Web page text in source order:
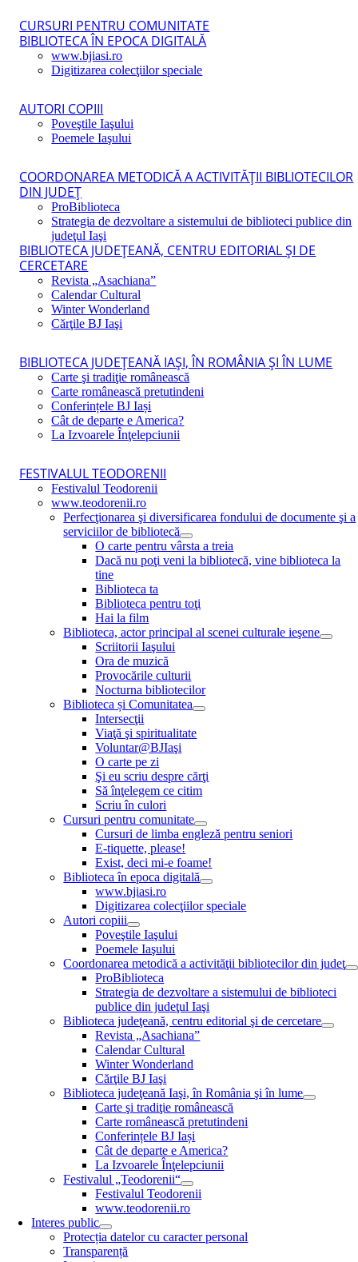
CURSURI PENTRU COMUNITATE
BIBLIOTECA ÎN EPOCA DIGITALĂ
www.bjiasi.ro
Digitizarea colecţiilor speciale
AUTORI COPIII
Poveştile Iaşului
Poemele Iaşului
COORDONAREA METODICĂ A ACTIVITĂŢII BIBLIOTECILOR
DIN JUDEŢ
ProBiblioteca
Strategia de dezvoltare a sistemului de biblioteci publice din
judeţul Iaşi
BIBLIOTECA JUDEŢEANĂ, CENTRU EDITORIAL ŞI DE
CERCETARE
Revista „Asachiana”
Calendar Cultural
Winter Wonderland
Cărţile BJ Iaşi
BIBLIOTECA JUDEŢEANĂ IAŞI, ÎN ROMÂNIA ŞI ÎN LUME
Carte şi tradiţie românească
Carte românească pretutindeni
Conferințele BJ Iași
Cât de departe e America?
La Izvoarele Înţelepciunii
FESTIVALUL TEODORENII
Festivalul Teodorenii
www.teodorenii.ro
Perfecţionarea şi diversificarea fondului de documente şi a
serviciilor de bibliotecă
O carte pentru vârsta a treia
Dacă nu poţi veni la bibliotecă, vine biblioteca la
tine
Biblioteca ta
Biblioteca pentru toţi
Hai la film
Biblioteca, actor principal al scenei culturale ieşene
Scriitorii Iaşului
Ora de muzică
Provocările culturii
Nocturna bibliotecilor
Biblioteca și Comunitatea
Intersecţii
Viaţă şi spiritualitate
Voluntar@BJIaşi
O carte pe zi
Şi eu scriu despre cărţi
Să înţelegem ce citim
Scriu în culori
Cursuri pentru comunitate
Cursuri de limba engleză pentru seniori
E-tiquette, please!
Exist, deci mi-e foame!
Biblioteca în epoca digitală
www.bjiasi.ro
Digitizarea colecţiilor speciale
Autori copiii
Poveştile Iaşului
Poemele Iaşului
Coordonarea metodică a activităţii bibliotecilor din judeţ
ProBiblioteca
Strategia de dezvoltare a sistemului de biblioteci
publice din judeţul Iaşi
Biblioteca judeţeană, centru editorial şi de cercetare
Revista „Asachiana”
Calendar Cultural
Winter Wonderland
Cărţile BJ Iaşi
Biblioteca judeţeană Iaşi, în România şi în lume
Carte şi tradiţie românească
Carte românească pretutindeni
Conferințele BJ Iași
Cât de departe e America?
La Izvoarele Înţelepciunii
Festivalul „Teodorenii“
Festivalul Teodorenii
www.teodorenii.ro
Interes public
Protecția datelor cu caracter personal
Transparență